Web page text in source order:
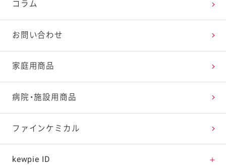
おすすめ特集
商品紹介動画一覧
レシピを探す
たまご料理で楽しむイースター
パンを皿にサラダでおいしく！サラぱん
ペイザンヌサラダ
ベジコンボ
ベジつまレシピ
コラム
お問い合わせ
家庭用商品
病院・施設用商品
ファインケミカル
kewpie ID